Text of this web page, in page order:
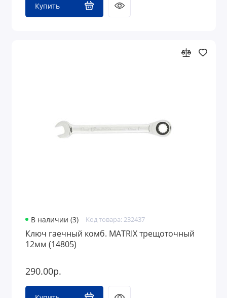
Купить
В наличии (3) Код товара: 232437
Ключ гаечный комб. MATRIX трещоточный
12мм (14805)
290.00р.